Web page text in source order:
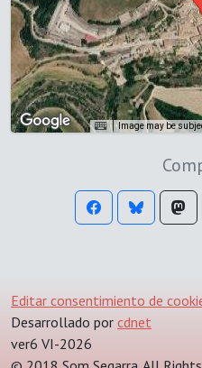
Image may be
Editar consentimiento de
Desarrollado por cdnet
ver6 VI-2026